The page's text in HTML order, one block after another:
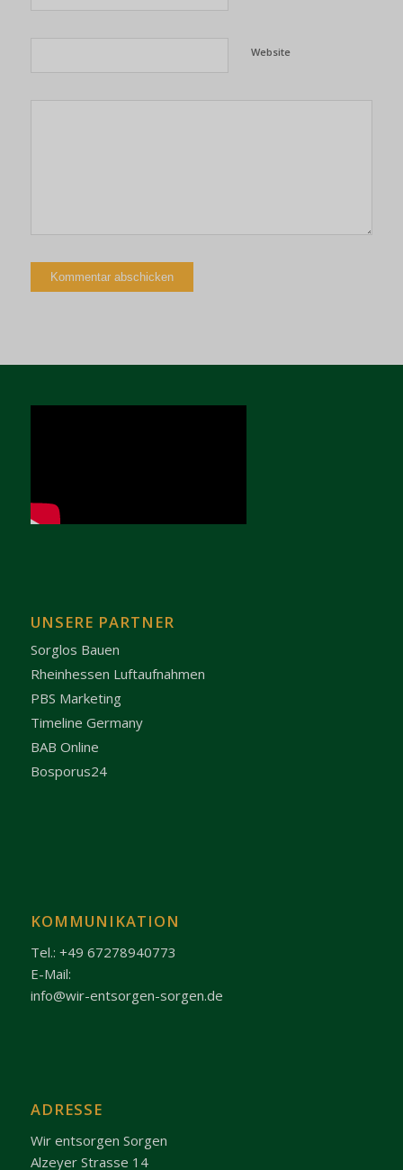
Website
UNSERE PARTNER
Sorglos Bauen
Rheinhessen Luftaufnahmen
PBS Marketing
Timeline Germany
BAB Online
Bosporus24
KOMMUNIKATION
Tel.: +49 67278940773
E-Mail:
info@wir-entsorgen-sorgen.de
ADRESSE
Wir entsorgen Sorgen
Alzeyer Strasse 14